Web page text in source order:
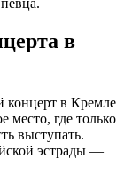
в
концерт в Кремле
место, где только
выступать.
эстрады —